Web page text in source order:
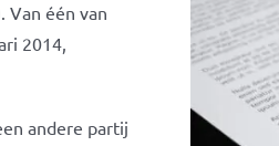
Van één van
2014,
andere partij